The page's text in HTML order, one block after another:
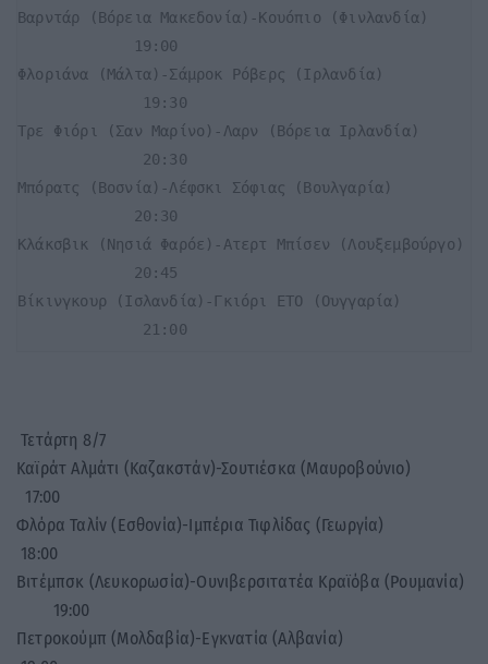
Βαρντάρ (Βόρεια Μακεδονία)-Κουόπιο (Φινλανδία)
19:00
Φλοριάνα (Μάλτα)-Σάμροκ Ρόβερς (Ιρλανδία)
19:30
Τρε Φιόρι (Σαν Μαρίνο)-Λαρν (Βόρεια Ιρλανδία)
20:30
Μπόρατς (Βοσνία)-Λέφσκι Σόφιας (Βουλγαρία)
20:30
Κλάκσβικ (Νησιά Φαρόε)-Ατερτ Μπίσεν (Λουξεμβούργο)
20:45
Βίκινγκουρ (Ισλανδία)-Γκιόρι ΕΤΟ (Ουγγαρία)
21:00
Τετάρτη 8/7
Καϊράτ Αλμάτι (Καζακστάν)-Σουτιέσκα (Μαυροβούνιο)
17:00
Φλόρα Ταλίν (Εσθονία)-Ιμπέρια Τιφλίδας (Γεωργία)
18:00
Βιτέμπσκ (Λευκορωσία)-Ουνιβερσιτατέα Κραϊόβα (Ρουμανία)
19:00
Πετροκούμπ (Μολδαβία)-Εγκνατία (Αλβανία)